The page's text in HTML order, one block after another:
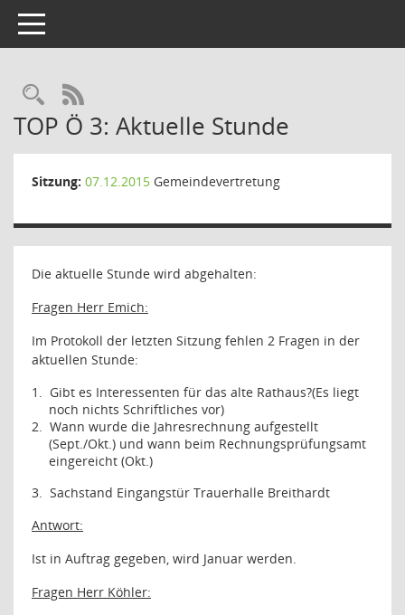
Toggle navigation
Rechercheauswahl
RSS-Feed
TOP Ö 3: Aktuelle Stunde
Sitzung: 07.12.2015 Gemeindevertretung
Die aktuelle Stunde wird abgehalten:
Fragen Herr Emich:
Im Protokoll der letzten Sitzung fehlen 2 Fragen in der
aktuellen Stunde:
1. Gibt es Interessenten für das alte Rathaus?(Es liegt
noch nichts Schriftliches vor)
2. Wann wurde die Jahresrechnung aufgestellt
(Sept./Okt.) und wann beim Rechnungsprüfungsamt
eingereicht (Okt.)
3. Sachstand Eingangstür Trauerhalle Breithardt
Antwort:
Ist in Auftrag gegeben, wird Januar werden.
Fragen Herr Köhler: